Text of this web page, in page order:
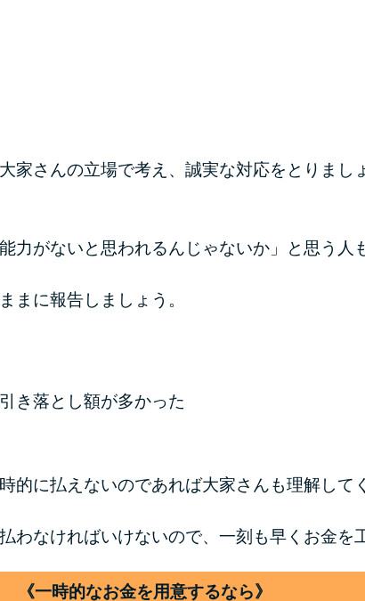
家さんの立場で考え、誠実な対応をとりまし
力がないと思われるんじゃないか」と思う人
まに報告しましょう。
き落とし額が多かった
的に払えないのであれば大家さんも理解して
わなければいけないので、一刻も早くお金を
《一時的なお金を用意するなら》